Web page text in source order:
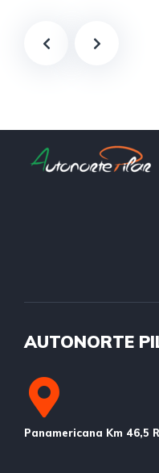
AUTONORTE
Panamericana Km 46,5